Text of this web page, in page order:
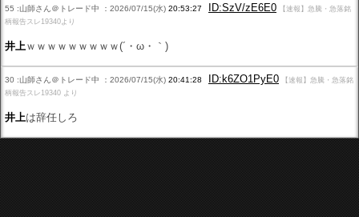
55 :山師さん＠トレード中 ：2026/07/15(水) 20:53:27 ID:SzV/zE6E0
【速報】急騰・急落銘
柄報告スレ19340より
井上ｗｗｗｗｗｗｗｗｗ(´・ω・｀)
30 :山師さん＠トレード中 ：2026/07/15(水) 20:41:28 ID:k6ZO1PyE0
【速報】急騰・急落銘
柄報告スレ19340 より
井上は辞任しろ